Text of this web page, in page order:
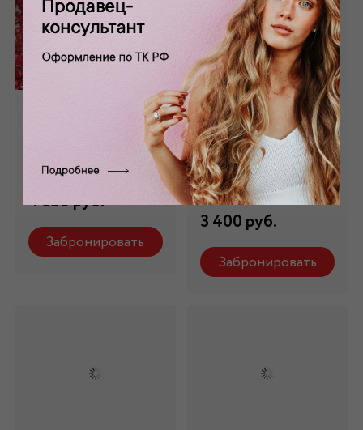
Кружево красное
Состав: 100 % п/э
4 350 руб.
Забронировать
Кружево
бордовое КР -
007/5
Состав: 100 % п/э
3 400 руб.
Забронировать